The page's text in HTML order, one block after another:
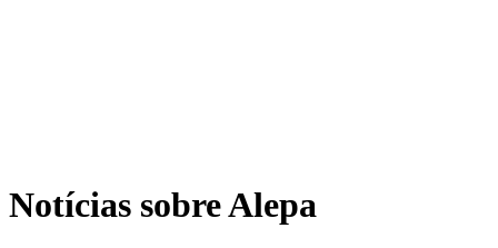
Notícias sobre Alepa